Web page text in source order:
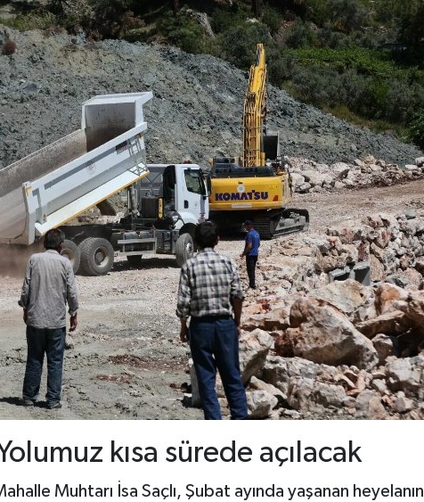
kısa sürede açılacak
Muhtarı İsa Saçlı, Şubat ayında yaşanan heyelanın